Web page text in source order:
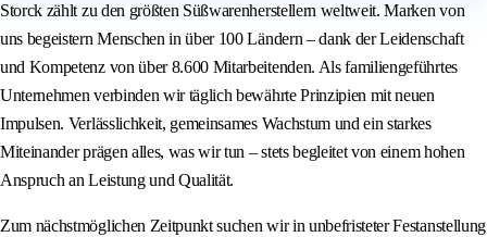
Storck zählt zu den größten Süßwarenherstellern weltweit. Marken von
uns begeistern Menschen in über 100 Ländern – dank der Leidenschaft
und Kompetenz von über 8.600 Mitarbeitenden. Als familiengeführtes
Unternehmen verbinden wir täglich bewährte Prinzipien mit neuen
Impulsen. Verlässlichkeit, gemeinsames Wachstum und ein starkes
Miteinander prägen alles, was wir tun – stets begleitet von einem hohen
Anspruch an Leistung und Qualität.
Zum nächstmöglichen Zeitpunkt suchen wir in unbefristeter Festanstellung